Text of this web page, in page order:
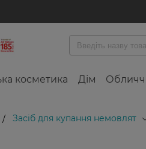
косметика Дім
/ Засіб для купання немовлят